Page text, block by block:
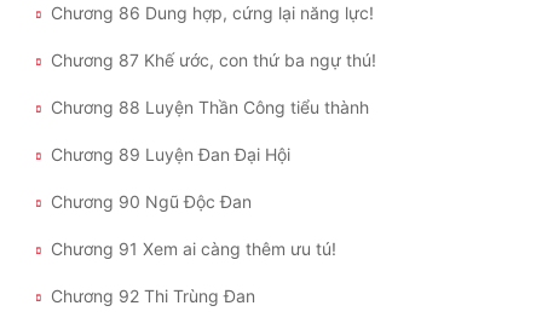
Chương 86 Dung hợp, cứng lại năng lực!
Chương 87 Khế ước, con thứ ba ngự thú!
Chương 88 Luyện Thần Công tiểu thành
Chương 89 Luyện Đan Đại Hội
Chương 90 Ngũ Độc Đan
Chương 91 Xem ai càng thêm ưu tú!
Chương 92 Thi Trùng Đan